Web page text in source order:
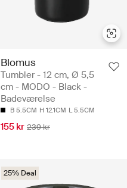
Blomus
Tumbler - 12 cm, Ø 5,5
cm - MODO - Black -
Badeværelse
B 5.5CM H 12.1CM L 5.5CM
155 kr 239 kr
25% Deal